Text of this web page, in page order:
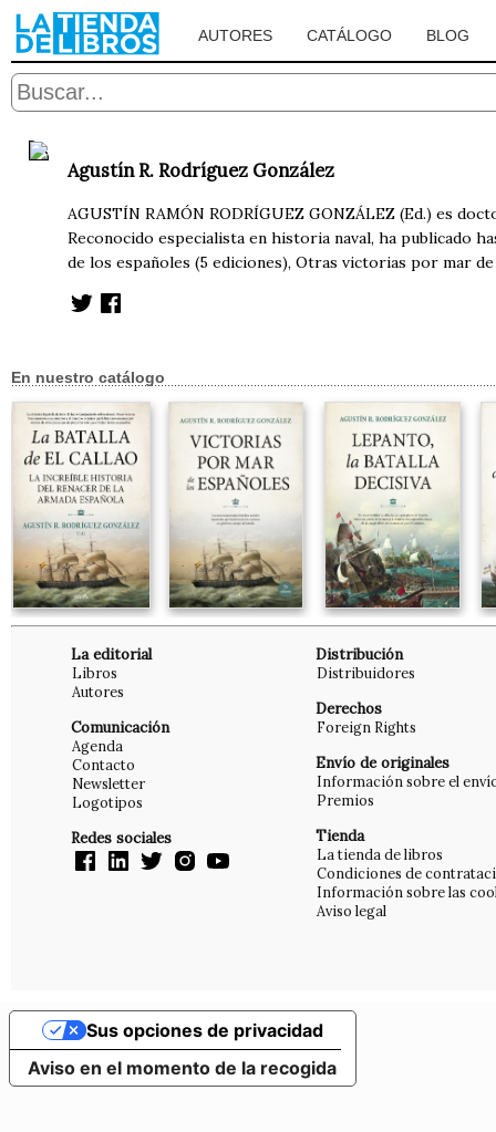
AUTORES CATÁLOGO BLOG
Agustín R. Rodríguez González
AGUSTÍN RAMÓN RODRÍGUEZ GONZÁLEZ (Ed.) es
Reconocido especialista en historia naval, ha publicado
de los españoles (5 ediciones), Otras victorias por mar
En nuestro catálogo
La editorial
Libros
Autores
Comunicación
Agenda
Contacto
Newsletter
Logotipos
Redes sociales
Distribución
Distribuidores
Derechos
Foreign Rights
Envío de originales
Información sobre el
Premios
Tienda
La tienda de libros
Condiciones de
Información sobre las
Aviso legal
Aviso en el momento de la recogida
Sus opciones de privacidad